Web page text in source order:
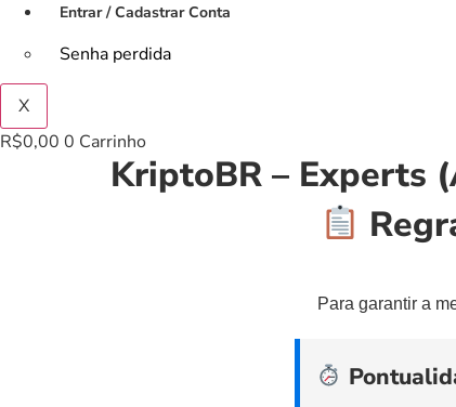
Entrar / Cadastrar Conta
Senha perdida
X
R$0,00 0 Carrinho
KriptoBR – Experts
Para garantir a